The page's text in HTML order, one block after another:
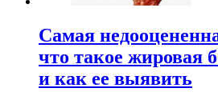
Самая
что такое жировая
и как ее выявить